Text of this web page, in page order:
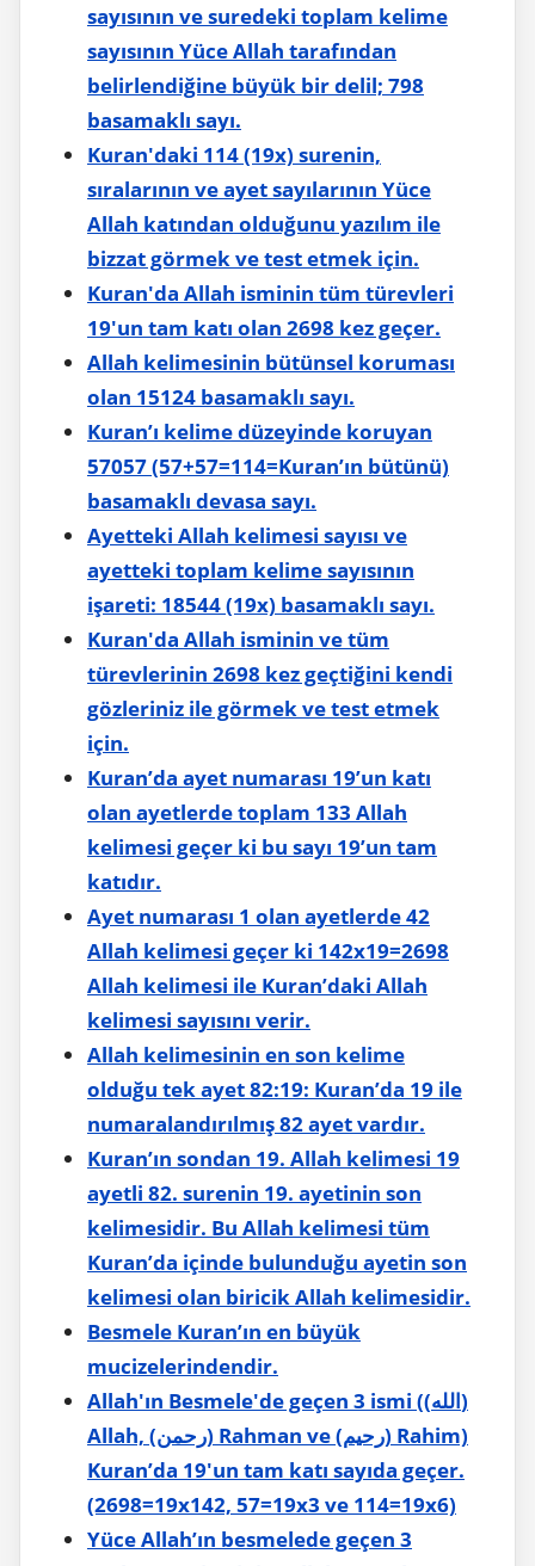
sayısının ve suredeki toplam kelime
sayısının Yüce Allah tarafından
belirlendiğine büyük bir delil; 798
basamaklı sayı.
Kuran'daki 114 (19x) surenin,
sıralarının ve ayet sayılarının Yüce
Allah katından olduğunu yazılım ile
bizzat görmek ve test etmek için.
Kuran'da Allah isminin tüm türevleri
19'un tam katı olan 2698 kez geçer.
Allah kelimesinin bütünsel koruması
olan 15124 basamaklı sayı.
Kuran’ı kelime düzeyinde koruyan
57057 (57+57=114=Kuran’ın bütünü)
basamaklı devasa sayı.
Ayetteki Allah kelimesi sayısı ve
ayetteki toplam kelime sayısının
işareti: 18544 (19x) basamaklı sayı.
Kuran'da Allah isminin ve tüm
türevlerinin 2698 kez geçtiğini kendi
gözleriniz ile görmek ve test etmek
için.
Kuran’da ayet numarası 19’un katı
olan ayetlerde toplam 133 Allah
kelimesi geçer ki bu sayı 19’un tam
katıdır.
Ayet numarası 1 olan ayetlerde 42
Allah kelimesi geçer ki 142x19=2698
Allah kelimesi ile Kuran’daki Allah
kelimesi sayısını verir.
Allah kelimesinin en son kelime
olduğu tek ayet 82:19: Kuran’da 19 ile
numaralandırılmış 82 ayet vardır.
Kuran’ın sondan 19. Allah kelimesi 19
ayetli 82. surenin 19. ayetinin son
kelimesidir. Bu Allah kelimesi tüm
Kuran’da içinde bulunduğu ayetin son
kelimesi olan biricik Allah kelimesidir.
Besmele Kuran’ın en büyük
mucizelerindendir.
Allah'ın Besmele'de geçen 3 ismi ((الله)
Allah, (رحمن) Rahman ve (رحيم) Rahim)
Kuran’da 19'un tam katı sayıda geçer.
(2698=19x142, 57=19x3 ve 114=19x6)
Yüce Allah’ın besmelede geçen 3